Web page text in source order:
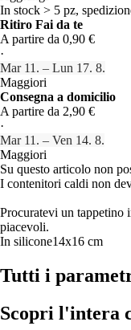
In stock > 5 pz,
Ritiro Fai da te
A partire da 0,90 €
·
Mar 11. – Lun 17. 8.
Maggiori
Consegna a domicilio
A partire da 2,90 €
·
Mar 11. – Ven 14. 8.
Maggiori
Su questo articolo non
I contenitori caldi non
Procuratevi un tappetino
piacevoli.
In silicone14x16 cm
Tutti i
Scopri l'intera